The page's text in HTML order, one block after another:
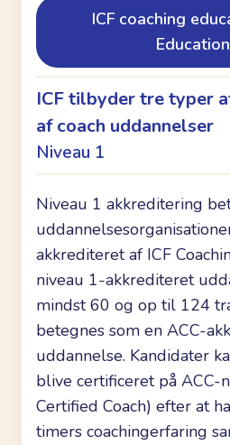
ICF coaching
ICF tilbyder tre typer
af coach uddannelser
Niveau 1
Niveau 1 akkreditering
akkrediteret af ICF
niveau 1-akkrediteret
mindst 60 og op til 124
betegnes som en ACC-
uddannelse. Kandidater
blive certificeret på ACC-
Certified Coach) efter at
timers coachingerfaring